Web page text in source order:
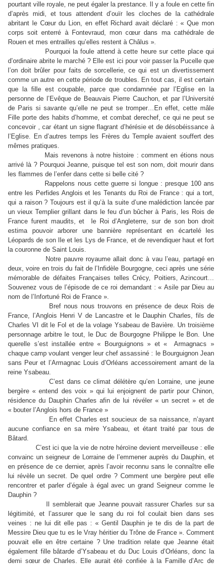
pourtant ville royale, ne peut égaler la prestance.
Il y a foule en cette fin
d’après midi, et tous attendent d’ouïr les cloches de la cathédrale
abritant le Cœur du Lion, en effet Richard avait déclaré : « Que mon
corps soit enterré à Fontevraud, mon cœur dans ma cathédrale de
Rouen et mes entrailles qu’elles restent à Châlus ».
Pourquoi la foule attend à cette heure sur cette place qui
d’ordinaire abrite le marché ? Elle est ici pour voir passer la Pucelle que
l’on doit brûler pour faits de sorcellerie, ce qui est un divertissement
comme un autre en cette période de troubles. En tout cas, il est certain
que la fille est coupable, parce que condamnée par l’Eglise en la
personne de l’Evêque de Beauvais Pierre Cauchon, et par l’Université
de Paris si savante qu’elle ne peut se tromper…En effet, cette mâle
Fille porte des habits d’homme, et combat derechef, ce qui ne peut se
concevoir , car étant un signe flagrant d’hérésie et de désobéissance à
l’Eglise. En d’autres temps les Frères du Temple avaient souffert des
mêmes pratiques.
Mais revenons à notre histoire : comment en étions nous
arrivé là ? Pourquoi Jeanne, puisque tel est son nom, doit mourir dans
les flammes de l’enfer dans cette si belle cité ?
Rappelons nous cette guerre si longue : presque 100 ans
entre les Perfides Anglois et les Tenants du Roi de France : qui a tort,
qui a raison ? Toujours est il qu’à la suite d’une malédiction lancée par
un vieux Templier grillant dans le feu d’un bûcher à Paris, les Rois de
France furent maudits, et
le Roi d’Angleterre, sur de son bon droit
estima pouvoir arborer une bannière représentant en écartelé les
Léopards de son Ile et les Lys de France, et de revendiquer haut et fort
la couronne de Saint Louis.
Notre pauvre royaume allait donc à vau l’eau, partagé en
deux, voire en trois du fait de l’Infidèle Bourgogne, ceci après une série
mémorable de défaites Françaises telles Crécy, Poitiers, Azincourt…
Souvenez vous de l’épisode de ce roi demandant : « Asile par Dieu au
nom de l’Infortuné Roi de France ».
Bref nous nous trouvons en présence de deux Rois de
France, l’Anglois Henri V de Lancastre et le Dauphin Charles, fils de
Charles VI dit le Fol et de la volage Ysabeau de Bavière. Un troisième
personnage arbitre le tout, le Duc de Bourgogne Philippe le Bon. Une
querelle s’est installée entre « Bourguignons » et « Armagnacs »
chaque camp voulant venger leur chef assassiné : le Bourguignon Jean
sans Peur et l’Armagnac Louis d’Orléans accessoirement amant de la
reine Ysabeau.
C’est dans ce climat délétère qu’en Lorraine, une jeune
bergère « entend des voix » qui lui enjoignent de partir pour Chinon,
résidence du Dauphin Charles afin de lui révéler « un secret » et de
« bouter l’Anglois hors de France »
En effet Charles est soucieux de sa naissance, n’ayant
aucune confiance en sa mère Ysabeau, et étant traité par tous de
Bâtard.
C’est ici que la vie de notre héroïne devient merveilleuse : elle
convainc un seigneur de Lorraine de l’emmener auprès du Dauphin, et
en présence de ce dernier, après l’avoir reconnu sans le connaître elle
lui révèle un secret. De quel ordre ? Comment une bergère peut elle
rencontrer et parler d’égale à égal avec un grand Seigneur comme le
Dauphin ?
Il semblerait que Jeanne pouvait rassurer Charles sur sa
légitimité, et l’assurer que le sang du roi fol coulait bien dans ses
veines : ne lui dit elle pas : « Gentil Dauphin je te dis de la part de
Messire Dieu que tu es le Vray héritier du Trône de France ». Comment
pouvait elle en être certaine ? Une tradition relate que Jeanne était
également fille bâtarde d’Ysabeau et du Duc Louis d’Orléans, donc la
demi sœur de Charles. Elle aurait été confiée à la Famille d’Arc de